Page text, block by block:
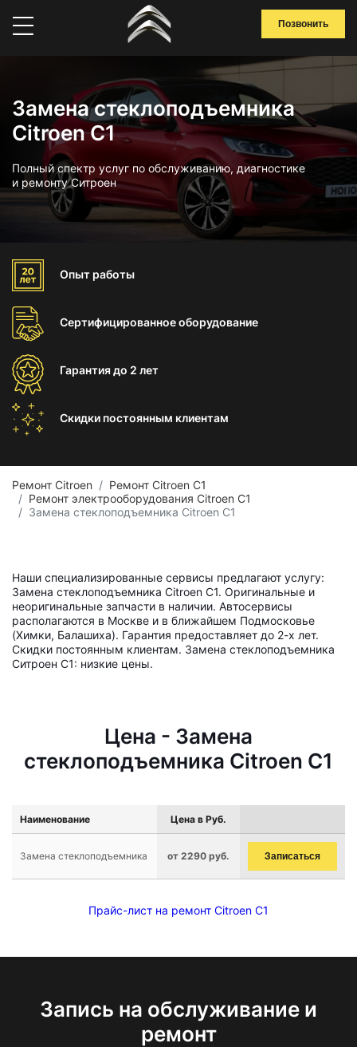
Позвонить
Замена стеклоподъемника
Citroen C1
Полный спектр услуг по обслуживанию, диагностике
и ремонту Ситроен
Опыт работы
Сертифицированноеоборудование
Гарантиядо 2 лет
Скидки постоянным клиентам
Ремонт Citroen
Ремонт Citroen C1
Ремонт электрооборудования Citroen C1
Замена стеклоподъемника Citroen C1
Наши специализированные сервисы предлагают услугу:
Замена стеклоподъемника Citroen C1. Оригинальные и
неоригинальные запчасти в наличии. Автосервисы
располагаются в Москве и в ближайшем Подмосковье
(Химки, Балашиха). Гарантия предоставляет до 2-х лет.
Скидки постоянным клиентам. Замена стеклоподъемника
Ситроен С1: низкие цены.
Цена - Замена
стеклоподъемника Citroen C1
Наименование Цена в Руб.
Замена стеклоподъемника от 2290 руб. Записаться
Прайс-лист на ремонт Citroen C1
Запись на обслуживание и
ремонт